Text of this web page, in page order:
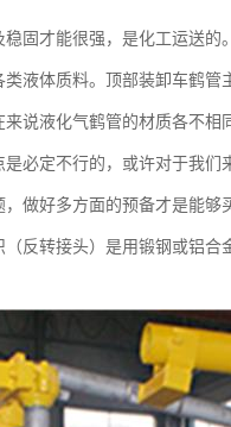
固才能很强，是化工运送的
液体质料。顶部装卸车鹤管
说液化气鹤管的材质各不
必定不行的，或许对于我
做好多方面的预备才是能够
反转接头）是用锻钢或铝